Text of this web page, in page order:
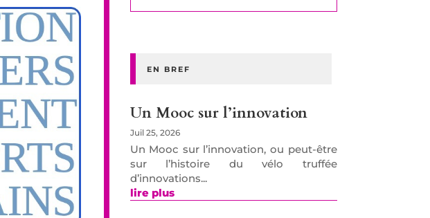
EN BREF
Un Mooc sur l’innovation
Juil 25, 2026
Un Mooc sur l’innovation, ou peut-être
sur l’histoire du vélo truffée
d’innovations...
lire plus